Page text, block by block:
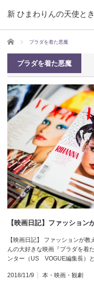
新 ひまわりんの天使と
ホーム プラダを着た悪魔
プラダを着た悪魔
【映画日記】ファッション
【映画日記】 ファッションが
んの大好きな映画『プラダを着
ンター（US VOGUE編集長）
2018/11/9 本・映画・観劇